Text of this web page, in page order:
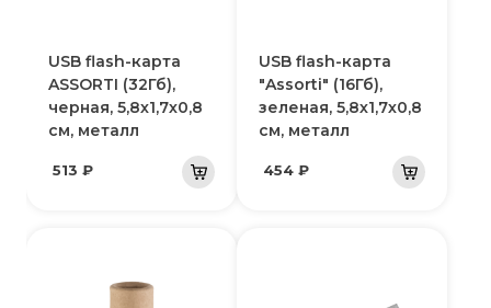
USB flash-карта
ASSORTI (32Гб),
черная, 5,8х1,7х0,8
см, металл
513 ₽
USB flash-карта
"Assorti" (16Гб),
зеленая, 5,8х1,7х0,8
см, металл
454 ₽